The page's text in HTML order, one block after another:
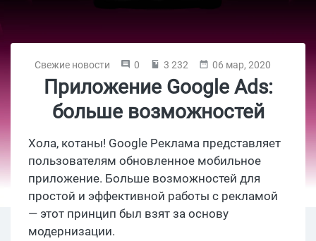
Свежие новости 0 3 232 06 мар, 2020
Приложение Google Ads:
больше возможностей
Хола, котаны! Google Реклама представляет
пользователям обновленное мобильное
приложение. Больше возможностей для
простой и эффективной работы с рекламой
— этот принцип был взят за основу
модернизации.